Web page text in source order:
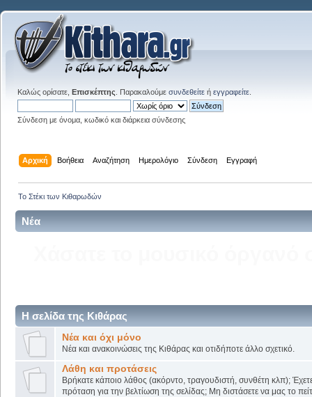
Καλώς ορίσατε, Επισκέπτης . Παρακαλούμε συνδεθείτε ή εγγραφείτε
Σύνδεση με όνομα, κωδικό και διάρκεια σύνδεσης
Αρχική Βοήθεια Αναζήτηση Ημερολόγιο Σύνδεση Εγγραφή
Το Στέκι των Κιθαρωδών
Νέα
Η σελίδα της Κιθάρας
Νέα και όχι μόνο
Νέα και ανακοινώσεις της Κιθάρας και οτιδήποτε άλλο σχετικό.
Λάθη και προτάσεις
Βρήκατε κάποιο λάθος (ακόρντο, τραγουδιστή, συνθέτη κλπ);
πρόταση για την βελτίωση της σελίδας; Μη διστάσετε να μας το